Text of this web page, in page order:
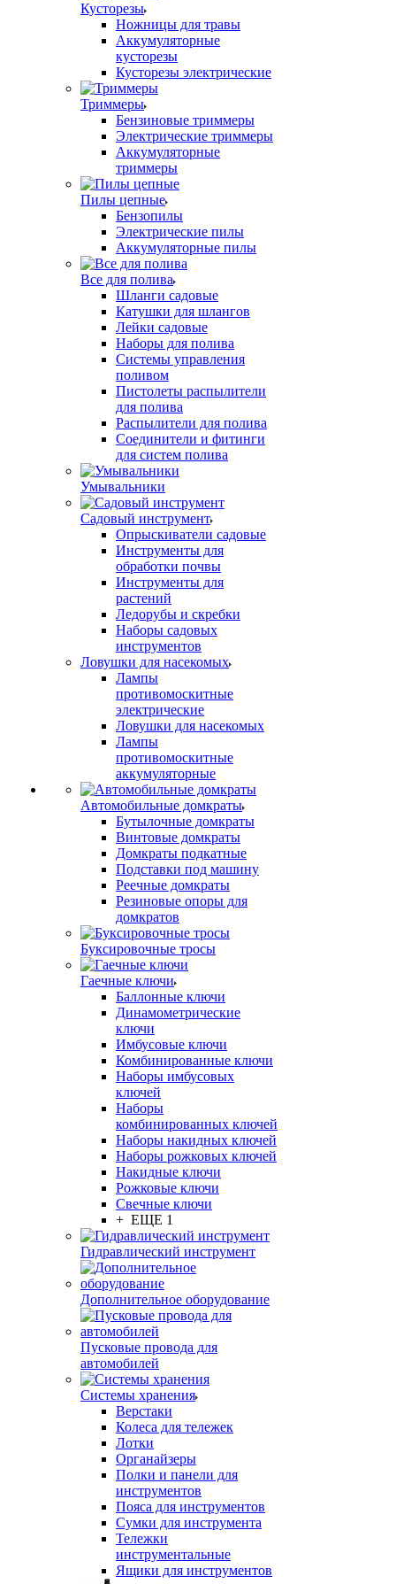
Кусторезы
Ножницы для травы
Аккумуляторные
кусторезы
Кусторезы электрические
Триммеры
Бензиновые триммеры
Электрические триммеры
Аккумуляторные
триммеры
Пилы цепные
Бензопилы
Электрические пилы
Аккумуляторные пилы
Все для полива
Шланги садовые
Катушки для шлангов
Лейки садовые
Наборы для полива
Системы управления
поливом
Пистолеты распылители
для полива
Распылители для полива
Соединители и фитинги
для систем полива
Умывальники
Садовый инструмент
Опрыскиватели садовые
Инструменты для
обработки почвы
Инструменты для
растений
Ледорубы и скребки
Наборы садовых
инструментов
Ловушки для насекомых
Лампы
противомоскитные
электрические
Ловушки для насекомых
Лампы
противомоскитные
аккумуляторные
Автомобильные домкраты
Бутылочные домкраты
Винтовые домкраты
Домкраты подкатные
Подставки под машину
Реечные домкраты
Резиновые опоры для
домкратов
Буксировочные тросы
Гаечные ключи
Баллонные ключи
Динамометрические
ключи
Имбусовые ключи
Комбинированные ключи
Наборы имбусовых
ключей
Наборы
комбинированных ключей
Наборы накидных ключей
Наборы рожковых ключей
Накидные ключи
Рожковые ключи
Свечные ключи
+ ЕЩЕ 1
Гидравлический инструмент
Дополнительное оборудование
Пусковые провода для
автомобилей
Системы хранения
Верстаки
Колеса для тележек
Лотки
Органайзеры
Полки и панели для
инструментов
Пояса для инструментов
Сумки для инструмента
Тележки
инструментальные
Ящики для инструментов